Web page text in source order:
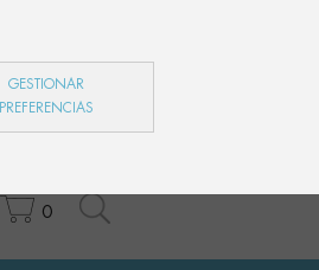
0
GESTIONAR
PREFERENCIAS